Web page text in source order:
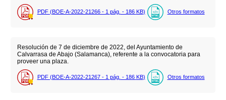
PDF (BOE-A-2022-21266 - 1 pág. - 186 KB) Otros formatos
Resolución de 7 de diciembre de 2022, del Ayuntamiento de
Calvarrasa de Abajo (Salamanca), referente a la convocatoria para
proveer una plaza.
PDF (BOE-A-2022-21267 - 1 pág. - 186 KB) Otros formatos